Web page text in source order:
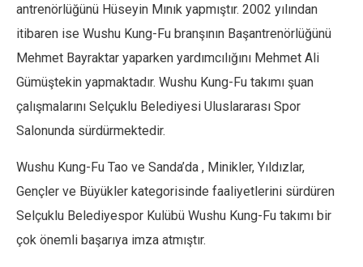
antrenörlüğünü Hüseyin Mınık yapmıştır. 2002 yılından
itibaren ise Wushu Kung-Fu branşının Başantrenörlüğünü
Mehmet Bayraktar yaparken yardımcılığını Mehmet Ali
Gümüştekin yapmaktadır. Wushu Kung-Fu takımı şuan
çalışmalarını Selçuklu Belediyesi Uluslararası Spor
Salonunda sürdürmektedir.
Wushu Kung-Fu Tao ve Sanda’da , Minikler, Yıldızlar,
Gençler ve Büyükler kategorisinde faaliyetlerini sürdüren
Selçuklu Belediyespor Kulübü Wushu Kung-Fu takımı bir
çok önemli başarıya imza atmıştır.